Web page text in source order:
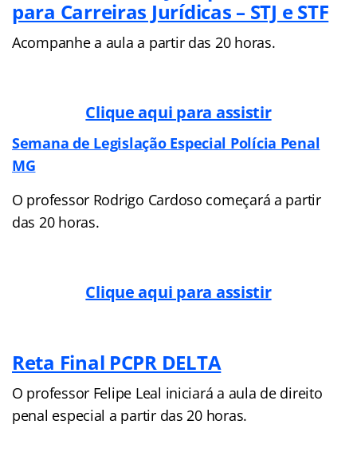
para Carreiras Jurídicas – STJ e STF
Acompanhe a aula a partir das 20 horas.
Clique aqui para assistir
Semana de Legislação Especial Polícia Penal
MG
O professor Rodrigo Cardoso começará a partir
das 20 horas.
Clique aqui para assistir
Reta Final PCPR DELTA
O professor Felipe Leal iniciará a aula de direito
penal especial a partir das 20 horas.